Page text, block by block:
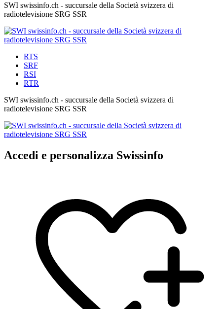
SWI swissinfo.ch - succursale della Società svizzera di
radiotelevisione SRG SSR
RTS
SRF
RSI
RTR
SWI swissinfo.ch - succursale della Società svizzera di
radiotelevisione SRG SSR
Accedi e personalizza Swissinfo